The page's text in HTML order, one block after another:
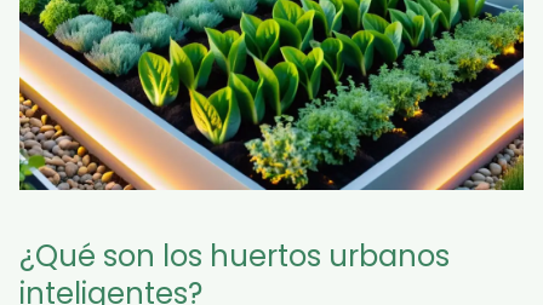
¿Qué son los huertos urbanos
inteligentes?